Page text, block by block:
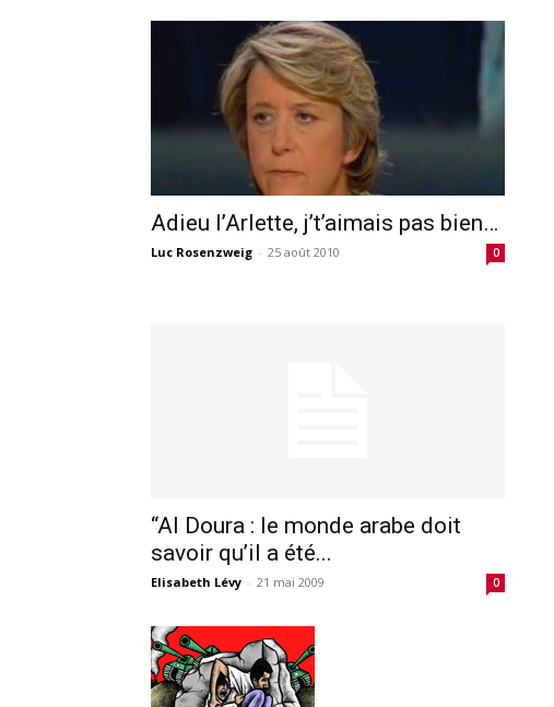
Adieu l’Arlette, j’t’aimais pas bien…
Luc Rosenzweig - 25 août 2010 0
“Al Doura : le monde arabe doit
savoir qu’il a été...
Elisabeth Lévy - 21 mai 2009 0